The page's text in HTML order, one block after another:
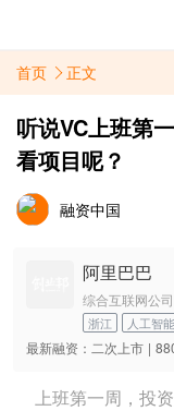
首页 正文
听说VC上班第
看项目呢？
融资中国
阿里巴巴
综合互联网公司
浙江 人工智能
最新融资： 二次上市 |
上班第一周，投